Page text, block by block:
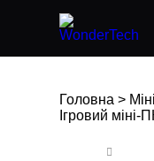
Головна >
Ігровий